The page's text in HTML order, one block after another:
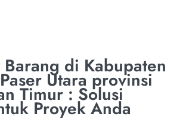
di Kabupaten
Utara provinsi
Timur : Solusi
Proyek Anda